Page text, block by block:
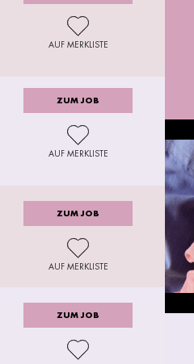
AUF MERKLISTE
ZUM JOB
AUF MERKLISTE
ZUM JOB
AUF MERKLISTE
ZUM JOB